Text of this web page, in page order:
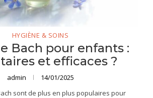
HYGIÈNE & SOINS
Bach pour enfants :
et efficaces ?
admin
14/01/2025
sont de plus en plus populaires pour